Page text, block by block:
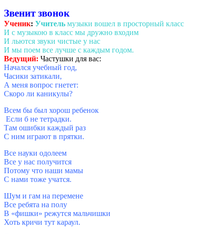
Звенит звонок
Ученик: Учитель музыки вошел в просторный класс
И с музыкою в класс мы дружно входим
И льются звуки чистые у нас
И мы поем все лучше с каждым годом.
Ведущий: Частушки для вас:
Начался учебный год,
Часики затикали,
А меня вопрос гнетет:
Скоро ли каникулы?
Всем бы был хорош ребенок
Если б не тетрадки.
Там ошибки каждый раз
С ним играют в прятки.
Все науки одолеем
Все у нас получится
Потому что наши мамы
С нами тоже учатся.
Шум и гам на перемене
Все ребята на полу
В «фишки» режутся мальчишки
Хоть кричи тут караул.